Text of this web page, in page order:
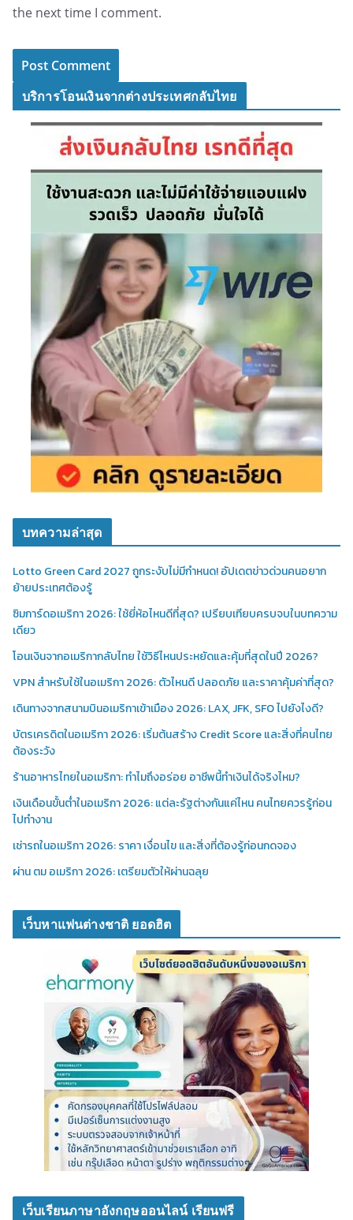
the next time I comment.
บริการโอนเงินจากต่างประเทศกลับไทย
บทความล่าสุด
Lotto Green Card 2027 ถูกระงับไม่มีกำหนด! อัปเดตข่าวด่วนคนอยาก
ย้ายประเทศต้องรู้
ซิมการ์ดอเมริกา 2026: ใช้ยี่ห้อไหนดีที่สุด? เปรียบเทียบครบจบในบทความ
เดียว
โอนเงินจากอเมริกากลับไทย ใช้วิธีไหนประหยัดและคุ้มที่สุดในปี 2026?
VPN สำหรับใช้ในอเมริกา 2026: ตัวไหนดี ปลอดภัย และราคาคุ้มค่าที่สุด?
เดินทางจากสนามบินอเมริกาเข้าเมือง 2026: LAX, JFK, SFO ไปยังไงดี?
บัตรเครดิตในอเมริกา 2026: เริ่มต้นสร้าง Credit Score และสิ่งที่คนไทย
ต้องระวัง
ร้านอาหารไทยในอเมริกา: ทำไมถึงอร่อย อาชีพนี้ทำเงินได้จริงไหม?
เงินเดือนขั้นต่ำในอเมริกา 2026: แต่ละรัฐต่างกันแค่ไหน คนไทยควรรู้ก่อน
ไปทำงาน
เช่ารถในอเมริกา 2026: ราคา เงื่อนไข และสิ่งที่ต้องรู้ก่อนกดจอง
ผ่าน ตม อเมริกา 2026: เตรียมตัวให้ผ่านฉลุย
เว็บหาแฟนต่างชาติ ยอดฮิต
เว็บเรียนภาษาอังกฤษออนไลน์ เรียนฟรี